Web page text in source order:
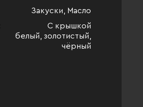
Закуски, Масло
С крышкой
белый, золотистый,
чёрный